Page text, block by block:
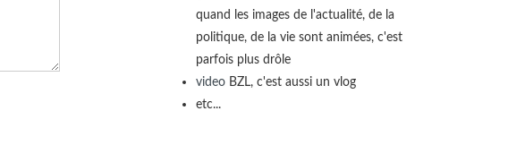
quand les images de l'actualité, de la
politique, de la vie sont animées, c'est
parfois plus drôle
video BZL, c'est aussi un vlog
etc...